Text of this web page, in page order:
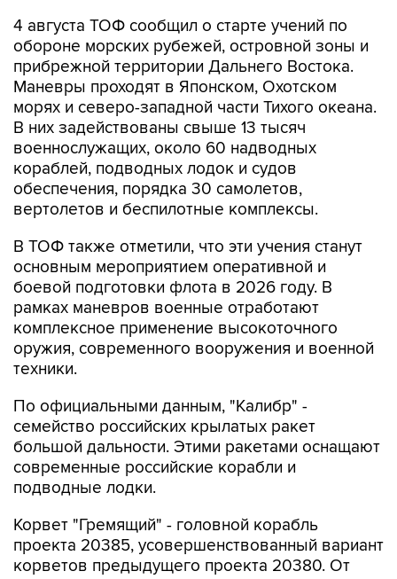
4 августа ТОФ сообщил о старте учений по
обороне морских рубежей, островной зоны и
прибрежной территории Дальнего Востока.
Маневры проходят в Японском, Охотском
морях и северо-западной части Тихого океана.
В них задействованы свыше 13 тысяч
военнослужащих, около 60 надводных
кораблей, подводных лодок и судов
обеспечения, порядка 30 самолетов,
вертолетов и беспилотные комплексы.
В ТОФ также отметили, что эти учения станут
основным мероприятием оперативной и
боевой подготовки флота в 2026 году. В
рамках маневров военные отработают
комплексное применение высокоточного
оружия, современного вооружения и военной
техники.
По официальными данным, "Калибр" -
семейство российских крылатых ракет
большой дальности. Этими ракетами оснащают
современные российские корабли и
подводные лодки.
Корвет "Гремящий" - головной корабль
проекта 20385, усовершенствованный вариант
корветов предыдущего проекта 20380. От